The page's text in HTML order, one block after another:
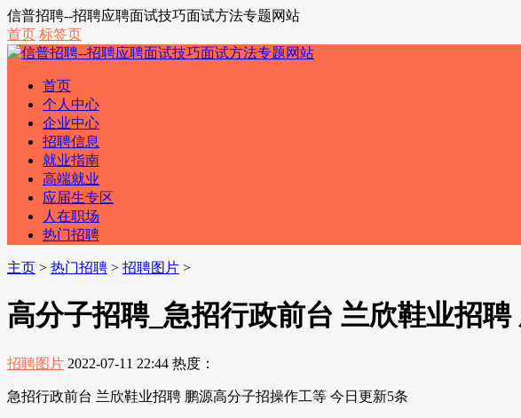
信普招聘--招聘应聘面试技巧面试方法专题网站
首页 标签页
首页
个人中心
企业中心
招聘信息
就业指南
高端就业
应届生专区
人在职场
热门招聘
主页 > 热门招聘 > 招聘图片 >
高分子招聘_急招行政前台 兰欣鞋业招
招聘图片 2022-07-11 22:44 热度：
急招行政前台 兰欣鞋业招聘 鹏源高分子招操作工等 今日更新5条